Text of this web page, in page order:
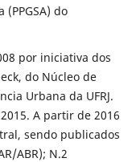
do
por iniciativa dos
do Núcleo de
Urbana da UFRJ.
A partir de 2016
sendo publicados
ABR); N.2